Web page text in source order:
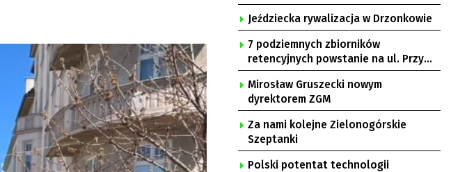
Jeździecka rywalizacja w Drzonkowie
7 podziemnych zbiorników
retencyjnych powstanie na ul. Przy
Gazowni
Mirosław Gruszecki nowym
dyrektorem ZGM
Za nami kolejne Zielonogórskie
Szeptanki
Polski potentat technologii